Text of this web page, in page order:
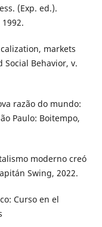
(Exp. ed.).
markets
Social Behavior, v.
razão do mundo:
Paulo: Boitempo,
moderno creó
Swing, 2022.
Curso en el